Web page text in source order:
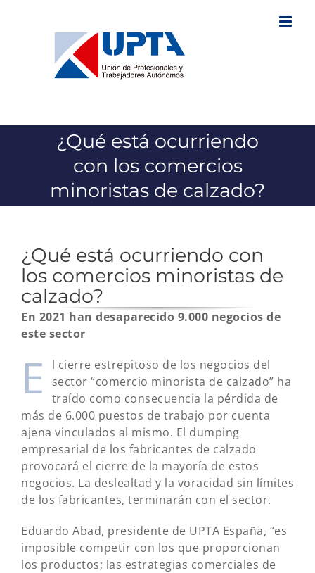
¿Qué está ocurriendo
con los comercios
minoristas de calzado?
¿Qué está ocurriendo con
los comercios minoristas de
calzado?
En 2021 han desaparecido 9.000 negocios de
este sector
E
l cierre estrepitoso de los negocios del
sector “comercio minorista de calzado” ha
traído como consecuencia la pérdida de
más de 6.000 puestos de trabajo por cuenta
ajena vinculados al mismo. El dumping
empresarial de los fabricantes de calzado
provocará el cierre de la mayoría de estos
negocios. La deslealtad y la voracidad sin límites
de los fabricantes, terminarán con el sector.
Eduardo Abad, presidente de UPTA España, “es
imposible competir con los que proporcionan
los productos; las estrategias comerciales de